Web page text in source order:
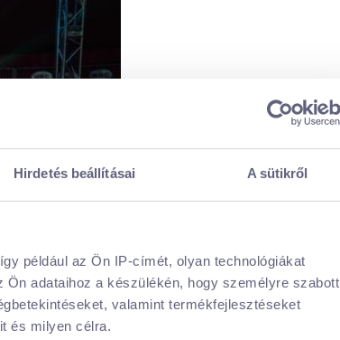
Hirdetés beállításai A sütikről
például az Ön IP-címét, olyan technológiákat
adataihoz a készülékén, hogy személyre szabott
valamint termékfejlesztéseket
és milyen célra.